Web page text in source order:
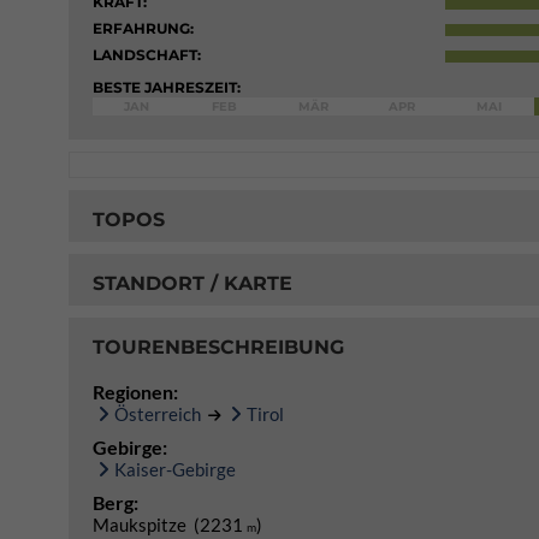
ERFAHRUNG:
LANDSCHAFT:
BESTE JAHRESZEIT:
TOPOS
STANDORT / KARTE
TOURENBESCHREIBUNG
Regionen:
Österreich Tirol
Gebirge:
Kaiser-Gebirge
Berg:
Maukspitze (2231 m)